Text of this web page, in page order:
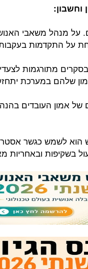
על מנהל משאבי
על התקדמות
מתורגמות
שלהם במערכת
של אמון העובדים
הוא לשמש כגשר
בשקיפות ובאחריות